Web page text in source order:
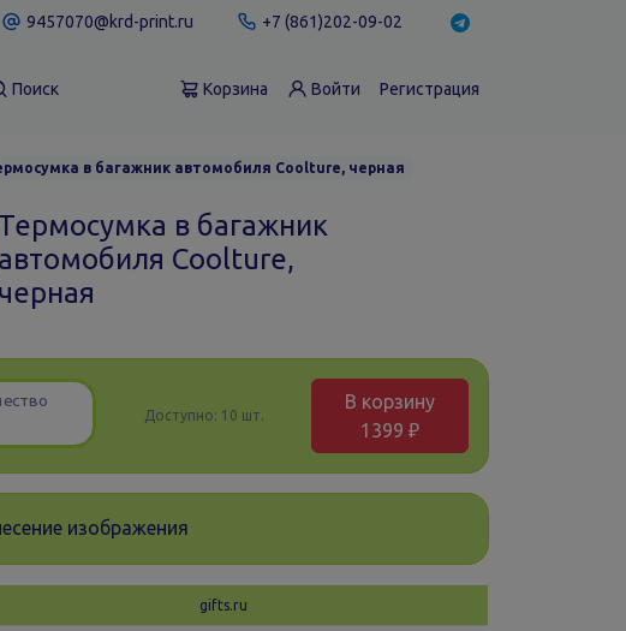
9457070@krd-print.ru +7 (861)202-09-02
Поиск Корзина Войти Регистрация
в багажник автомобиля Coolture, черная
Термосумка в багажник
автомобиля Coolture,
черная
Доступно: 10 шт.
В корзину
1399 ₽
изображения
gifts.ru